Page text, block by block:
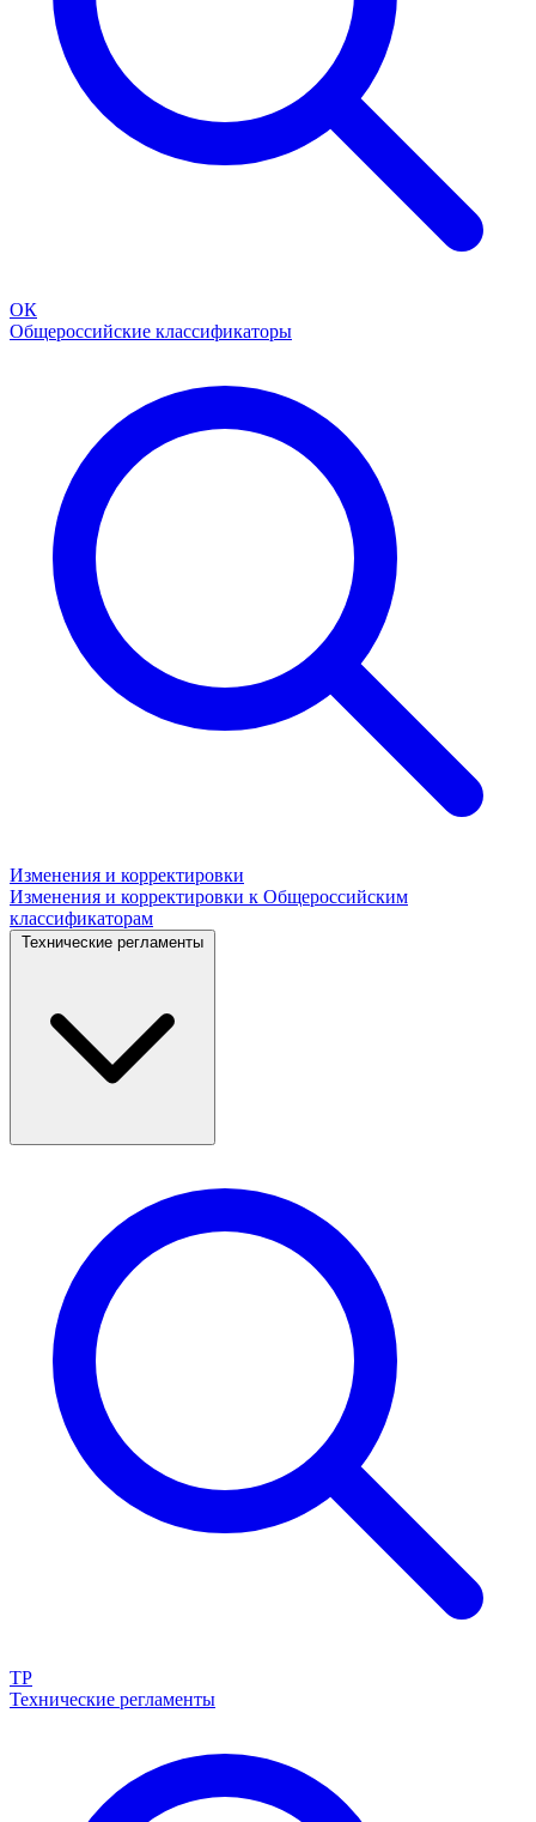
ОК
Общероссийские классификаторы
Изменения и корректировки
Изменения и корректировки к Общероссийским
классификаторам
Технические регламенты
ТР
Технические регламенты